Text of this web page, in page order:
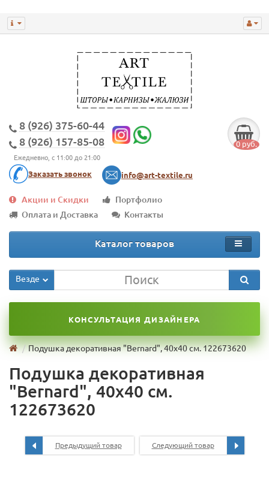
8 (926) 375-60-44
8 (926) 157-85-08
Ежедневно, с 11:00 до 21:00
Заказать звонок info@art-textile.ru
0 руб.
Акции и Скидки
Портфолио
Оплата и Доставка
Контакты
Каталог товаров
Везде
КОНСУЛЬТАЦИЯ ДИЗАЙНЕРА
Подушка декоративная "Bernard", 40х40 см. 122673620
Подушка декоративная
"Bernard", 40х40 см.
122673620
Предыдущий товар Следующий товар